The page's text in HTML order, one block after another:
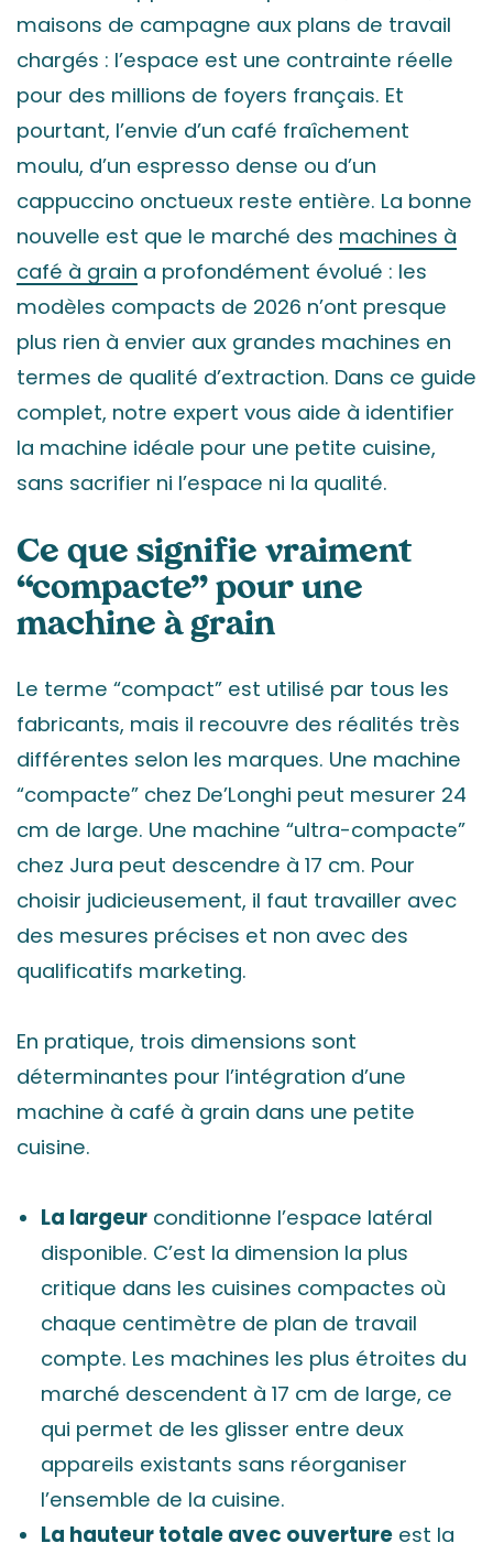
maisons de campagne aux plans de travail
chargés : l’espace est une contrainte réelle
pour des millions de foyers français. Et
pourtant, l’envie d’un café fraîchement
moulu, d’un espresso dense ou d’un
cappuccino onctueux reste entière. La bonne
nouvelle est que le marché des machines à
café à grain a profondément évolué : les
modèles compacts de 2026 n’ont presque
plus rien à envier aux grandes machines en
termes de qualité d’extraction. Dans ce guide
complet, notre expert vous aide à identifier
la machine idéale pour une petite cuisine,
sans sacrifier ni l’espace ni la qualité.
Ce que signifie vraiment
“compacte” pour une
machine à grain
Le terme “compact” est utilisé par tous les
fabricants, mais il recouvre des réalités très
différentes selon les marques. Une machine
“compacte” chez De’Longhi peut mesurer 24
cm de large. Une machine “ultra-compacte”
chez Jura peut descendre à 17 cm. Pour
choisir judicieusement, il faut travailler avec
des mesures précises et non avec des
qualificatifs marketing.
En pratique, trois dimensions sont
déterminantes pour l’intégration d’une
machine à café à grain dans une petite
cuisine.
La largeur conditionne l’espace latéral
disponible. C’est la dimension la plus
critique dans les cuisines compactes où
chaque centimètre de plan de travail
compte. Les machines les plus étroites du
marché descendent à 17 cm de large, ce
qui permet de les glisser entre deux
appareils existants sans réorganiser
l’ensemble de la cuisine.
La hauteur totale avec ouverture est la